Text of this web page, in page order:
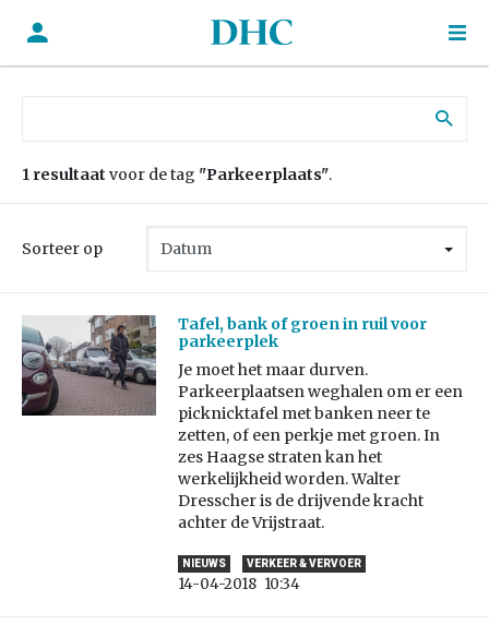
1 resultaat voor de tag "Parkeerplaats".
Sorteer op
Tafel, bank of groen in ruil voor
parkeerplek
Je moet het maar durven.
Parkeerplaatsen weghalen om er een
picknicktafel met banken neer te
zetten, of een perkje met groen. In
zes Haagse straten kan het
werkelijkheid worden. Walter
Dresscher is de drijvende kracht
achter de Vrijstraat.
NIEUWS VERKEER & VERVOER
14-04-2018 10:34